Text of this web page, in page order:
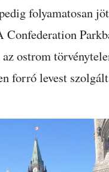
folyamatosan
Confederation
ostrom
forró levest